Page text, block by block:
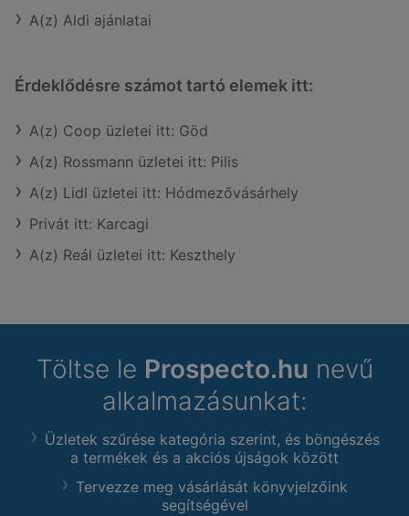
A(z) Aldi ajánlatai
Érdeklődésre számot tartó elemek itt:
A(z) Coop üzletei itt: Göd
A(z) Rossmann üzletei itt: Pilis
A(z) Lidl üzletei itt: Hódmezővásárhely
Privát itt: Karcagi
A(z) Reál üzletei itt: Keszthely
Töltse le Prospecto.hu nevű
alkalmazásunkat:
Üzletek szűrése kategória szerint, és böngészés
a termékek és a akciós újságok között
Tervezze meg vásárlását könyvjelzőink
segítségével